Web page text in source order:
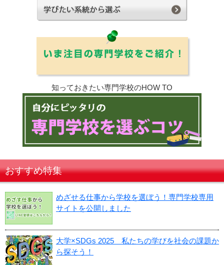
知っておきたい専門学校のHOW TO
おすすめ特集
めざせる仕事から学校を選ぼう！専門学校専用
サイトを公開しました
大学×SDGs 2025 私たちの学びを社会の課題か
ら探そう！